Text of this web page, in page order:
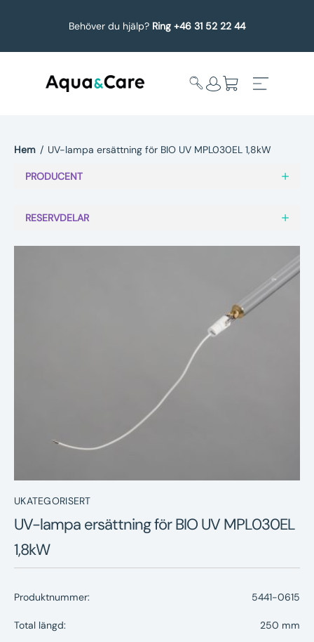
Behöver du hjälp? Ring +46 31 52 22 44
undermeny
Service
Underhållstips
Kontakt
Hem / UV-lampa ersättning för BIO UV MPL030EL 1,8kW
PRODUCENT
RESERVDELAR
UKATEGORISERT
UV-lampa ersättning för BIO UV MPL030EL
1,8kW
Produktnummer: 5441-0615
Total längd: 250 mm